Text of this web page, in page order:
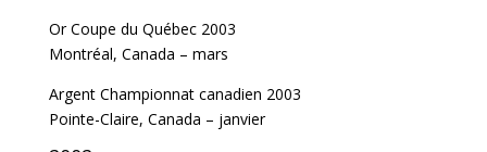
Or Coupe du Québec 2003
Montréal, Canada – mars
Argent Championnat canadien 2003
Pointe-Claire, Canada – janvier